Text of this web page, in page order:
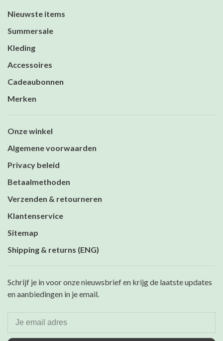
Nieuwste items
Summersale
Kleding
Accessoires
Cadeaubonnen
Merken
Onze winkel
Algemene voorwaarden
Privacy beleid
Betaalmethoden
Verzenden & retourneren
Klantenservice
Sitemap
Shipping & returns (ENG)
Schrijf je in voor onze nieuwsbrief en krijg de laatste updates
en aanbiedingen in je email.